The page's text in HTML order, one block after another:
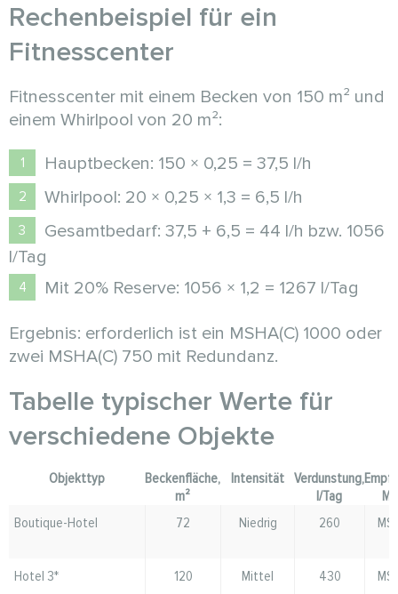
Rechenbeispiel für ein
Fitnesscenter
Fitnesscenter mit einem Becken von 150 m² und
einem Whirlpool von 20 m²:
Hauptbecken: 150 × 0,25 = 37,5 l/h
Whirlpool: 20 × 0,25 × 1,3 = 6,5 l/h
Gesamtbedarf: 37,5 + 6,5 = 44 l/h bzw. 1056
l/Tag
Mit 20% Reserve: 1056 × 1,2 = 1267 l/Tag
Ergebnis: erforderlich ist ein MSHA(C) 1000 oder
zwei MSHA(C) 750 mit Redundanz.
Tabelle typischer Werte für
verschiedene Objekte
Objekttyp
Beckenfläche,
m²
Intensität Verdunstung,
l/Tag
Boutique-Hotel
72 Niedrig 260
Hotel 3*
120 Mittel 430